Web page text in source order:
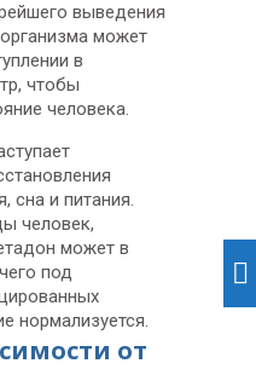
выведения
может
в
чтобы
человека.
сна и питания.
человек,
может в
под
нормализуется.
от